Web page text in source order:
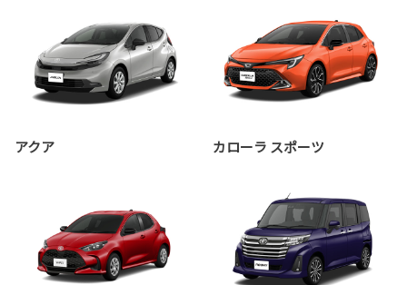
アクア カローラ スポーツ